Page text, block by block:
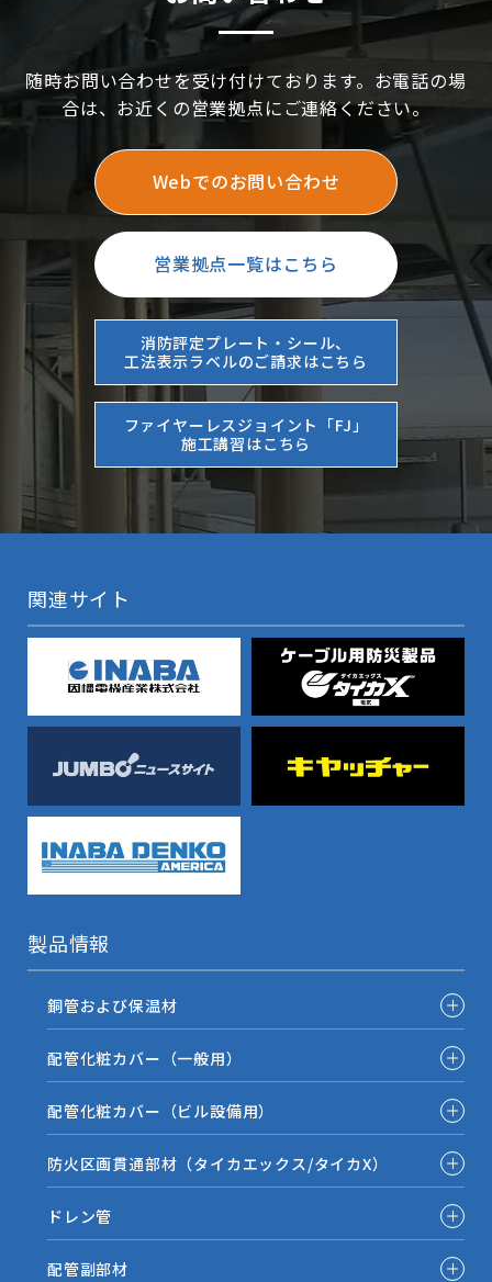
随時お問い合わせを受け付けております。お電話の場
合は、お近くの営業拠点にご連絡ください。
Webでのお問い合わせ
営業拠点一覧はこちら
消防評定プレート・シール、
工法表示ラベルのご請求はこちら
ファイヤーレスジョイント「FJ」
施工講習はこちら
関連サイト
製品情報
銅管および保温材
配管化粧カバー（一般用）
配管化粧カバー（ビル設備用）
防火区画貫通部材（タイカエックス/タイカX）
ドレン管
配管副部材